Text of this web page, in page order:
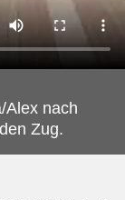
Alex nach
Zug.